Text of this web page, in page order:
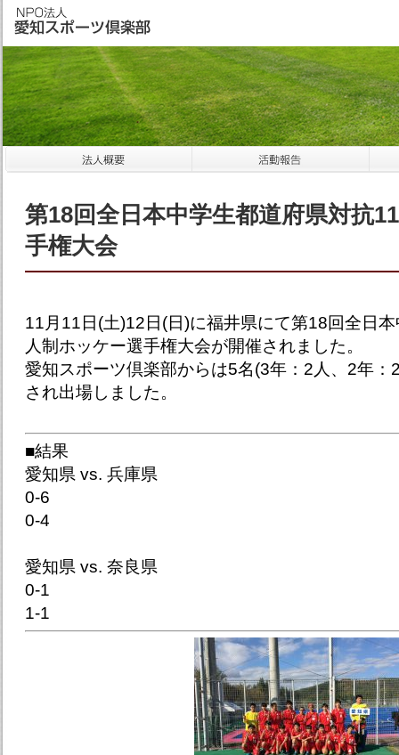
第18回全日本中学生都道府県対抗
手権大会
11月11日(土)12日(日)に福井県にて第18回全日
人制ホッケー選手権大会が開催されました。
愛知スポーツ倶楽部からは5名(3年：2人、2年：
され出場しました。
■結果
愛知県 vs. 兵庫県
0-6
0-4
愛知県 vs. 奈良県
0-1
1-1